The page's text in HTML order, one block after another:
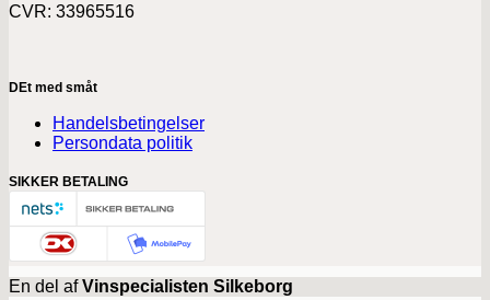
CVR: 33965516
DEt med småt
Handelsbetingelser
Persondata politik
SIKKER BETALING
En del afVinspecialisten Silkeborg